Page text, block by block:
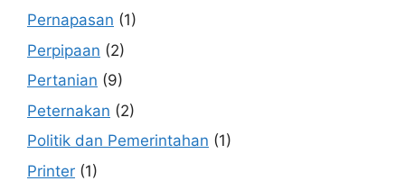
Pernapasan (1)
Perpipaan (2)
Pertanian (9)
Peternakan (2)
Politik dan Pemerintahan (1)
Printer (1)